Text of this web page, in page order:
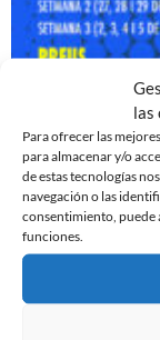
las
Para ofrecer las
para almacenar y/o
de estas tecnologías
navegación o las
consentimiento, puede
funciones.
ABIERTAS LAS
DE NAVIDAD
3 de noviembre de
Leer más »